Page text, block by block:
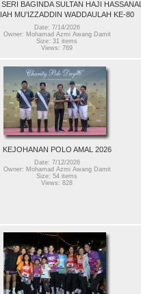
SERI BAGINDA SULTAN HAJI HASSANAL
MU’IZZADDIN WADDAULAH KE-80
Date: 7/14/2026
Owner: Mohamad Azmi Awang Damit
Size: 31 items
Views: 769
KEJOHANAN POLO AMAL 2026
Date: 7/12/2026
Owner: Mohamad Azmi Awang Damit
Size: 54 items
Views: 828